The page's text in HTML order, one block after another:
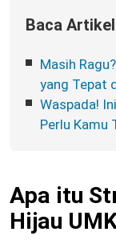
Baca
Masih
yang Tepat
Waspada!
Perlu Kamu
Apa itu
Hijau